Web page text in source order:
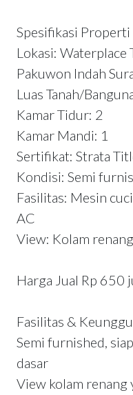
Spesifikasi Properti
Lokasi: Waterplace
Pakuwon Indah
Luas Tanah/
Kamar Tidur: 2
Kamar Mandi: 1
Sertifikat: Strata
Kondisi: Semi
Fasilitas: Mesin
AC
View: Kolam renang
Harga Jual Rp 650
Fasilitas &
Semi furnished,
dasar
View kolam renang